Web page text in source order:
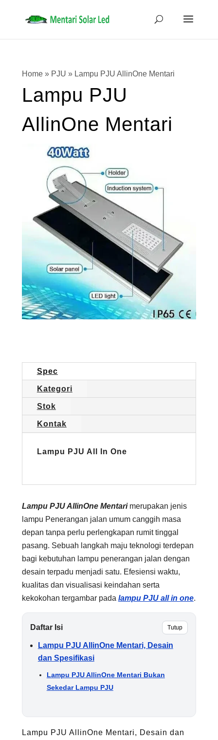
Home» PJU » Lampu PJU AllinOne Mentari
Lampu PJU
AllinOne Mentari
Spec
Kategori
Stok
Kontak
Lampu PJU All In One
Lampu PJU AllinOne Mentarimerupakan jenis
lampu Penerangan jalan umum canggih masa
depan tanpa perlu perlengkapan rumit tinggal
pasang. Sebuah langkah maju teknologi terdepan
bagi kebutuhan lampu penerangan jalan dengan
desain terpadu menjadi satu. Efesiensi waktu,
kualitas dan visualisasi keindahan serta
kekokohan tergambar pada lampu PJU all in one.
Daftar Isi Tutup
Lampu PJU AllinOne Mentari, Desain
dan Spesifikasi
Lampu PJU AllinOne Mentari Bukan
Sekedar Lampu PJU
Lampu PJU AllinOne Mentari, Desain dan